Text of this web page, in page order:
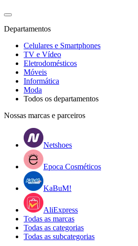
Departamentos
Celulares e Smartphones
TV e Vídeo
Eletrodomésticos
Móveis
Informática
Moda
Todos os departamentos
Nossas marcas e parceiros
Netshoes
Epoca Cosméticos
KaBuM!
AliExpress
Todas as marcas
Todas as categorias
Todas as subcategorias